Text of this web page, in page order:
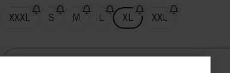
XXXL S M L XL XXL